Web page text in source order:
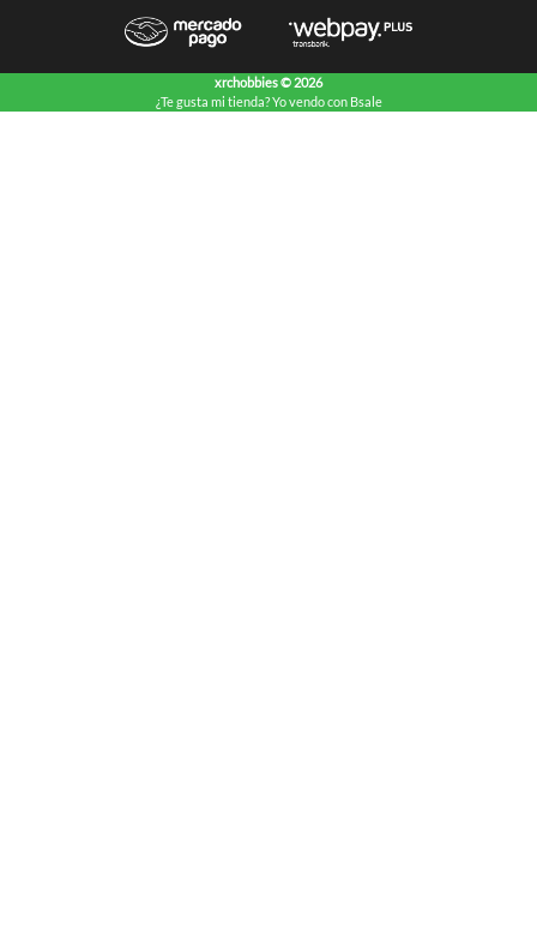
xrchobbies © 2026
¿Te gusta mi tienda? Yo vendo con Bsale